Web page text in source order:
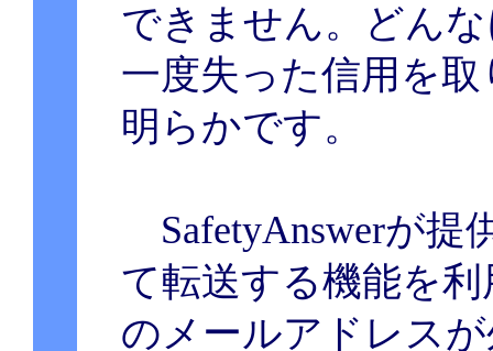
できません。どん
一度失った信用を
明らかです。
SafetyAnswerが提
て転送する機能を
のメールアドレス